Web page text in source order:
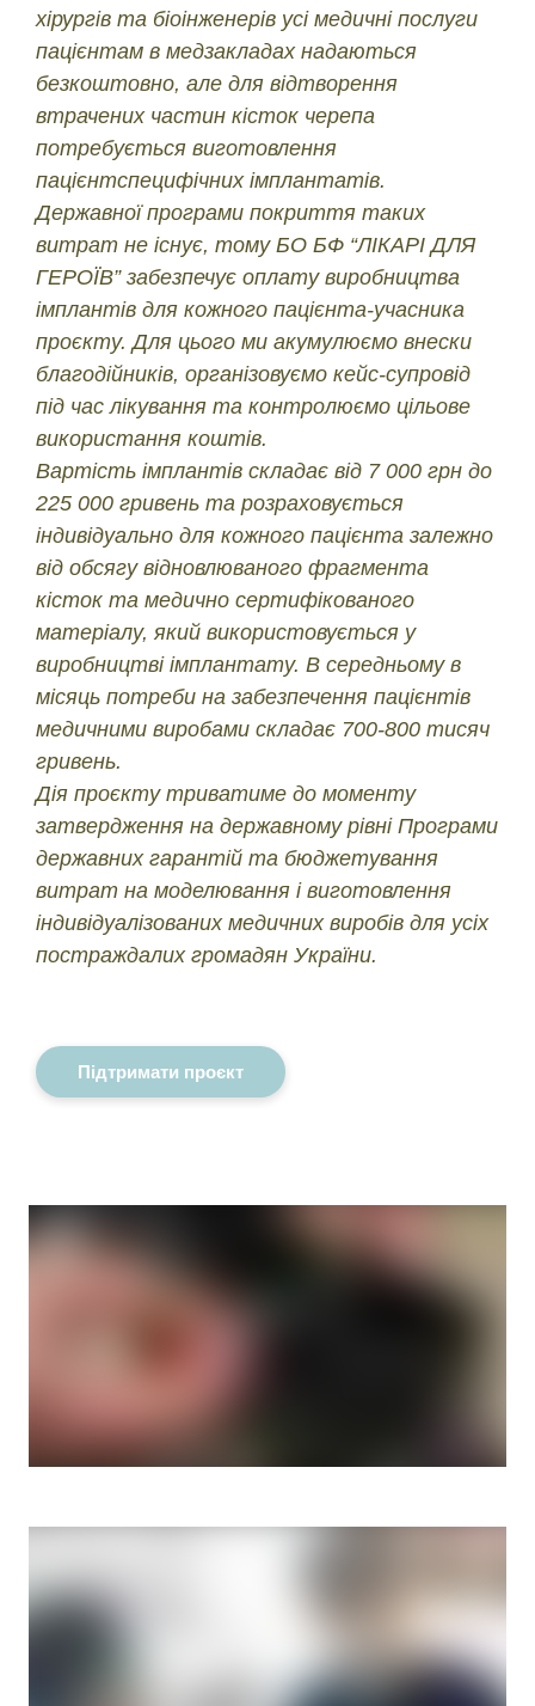
хірургів та біоінженерів усі медичні послуги
пацієнтам в медзакладах надаються
безкоштовно, але для відтворення
втрачених частин кісток черепа
потребується виготовлення
пацієнтспецифічних імплантатів.
Державної програми покриття таких
витрат не існує, тому БО БФ “ЛІКАРІ ДЛЯ
ГЕРОЇВ” забезпечує оплату виробництва
імплантів для кожного пацієнта-учасника
проєкту. Для цього ми акумулюємо внески
благодійників, організовуємо кейс-супровід
під час лікування та контролюємо цільове
використання коштів.
Вартість імплантів складає від 7 000 грн до
225 000 гривень та розраховується
індивідуально для кожного пацієнта залежно
від обсягу відновлюваного фрагмента
кісток та медично сертифікованого
матеріалу, який використовується у
виробництві імплантату. В середньому в
місяць потреби на забезпечення пацієнтів
медичними виробами складає 700-800 тисяч
гривень.
Дія проєкту триватиме до моменту
затвердження на державному рівні Програми
державних гарантій та бюджетування
витрат на моделювання і виготовлення
індивідуалізованих медичних виробів для усіх
постраждалих громадян України.
Підтримати проєкт